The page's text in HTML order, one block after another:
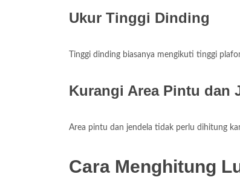
Ukur Tinggi Dinding
Tinggi dinding biasanya mengikuti tinggi
Kurangi Area Pintu dan
Area pintu dan jendela tidak perlu dihitung
Cara Menghitung